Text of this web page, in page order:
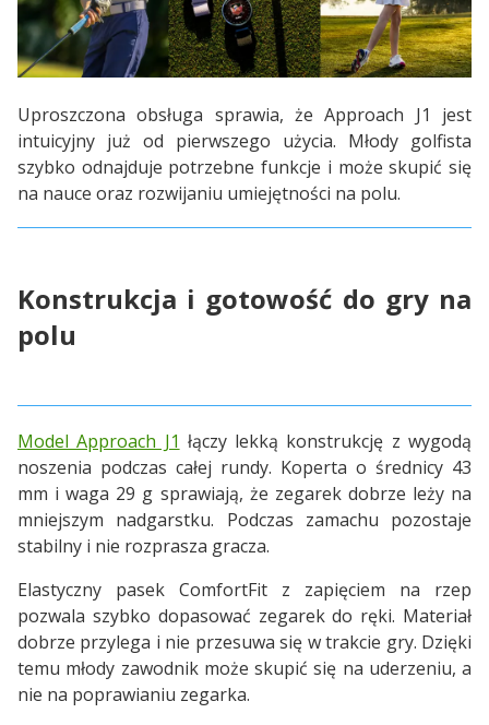
Uproszczona obsługa sprawia, że Approach J1 jest
intuicyjny już od pierwszego użycia. Młody golfista
szybko odnajduje potrzebne funkcje i może skupić się
na nauce oraz rozwijaniu umiejętności na polu.
Konstrukcja i gotowość do gry na
polu
Model Approach J1 łączy lekką konstrukcję z wygodą
noszenia podczas całej rundy. Koperta o średnicy 43
mm i waga 29 g sprawiają, że zegarek dobrze leży na
mniejszym nadgarstku. Podczas zamachu pozostaje
stabilny i nie rozprasza gracza.
Elastyczny pasek ComfortFit z zapięciem na rzep
pozwala szybko dopasować zegarek do ręki. Materiał
dobrze przylega i nie przesuwa się w trakcie gry. Dzięki
temu młody zawodnik może skupić się na uderzeniu, a
nie na poprawianiu zegarka.